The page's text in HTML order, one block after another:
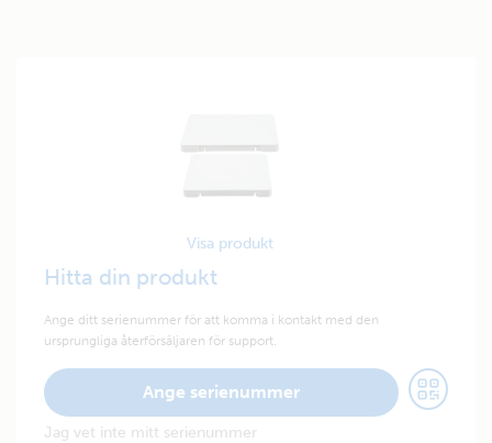
Visa produkt
Hitta din produkt
Ange ditt serienummer för att komma i kontakt med den
ursprungliga återförsäljaren för support.
Ange serienummer
Jag vet inte mitt serienummer